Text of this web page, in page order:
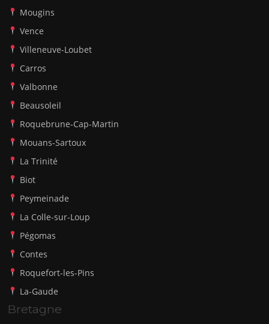
Mougins
Vence
Villeneuve-Loubet
Carros
Valbonne
Beausoleil
Roquebrune-Cap-Martin
Mouans-Sartoux
La Trinité
Biot
Peymeinade
La Colle-sur-Loup
Pégomas
Contes
Roquefort-les-Pins
La-Gaude
Bretagne